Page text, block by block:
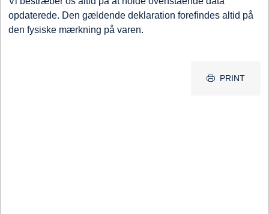
opdaterede. Den gældende deklaration forefindes altid på
den fysiske mærkning på varen.
PRINT